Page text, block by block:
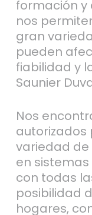
formación y
nos
gran
pueden
fiabilidad y
Saunier
Nos
autorizados
variedad de
en sistemas
con todas
posibilidad
hogares,